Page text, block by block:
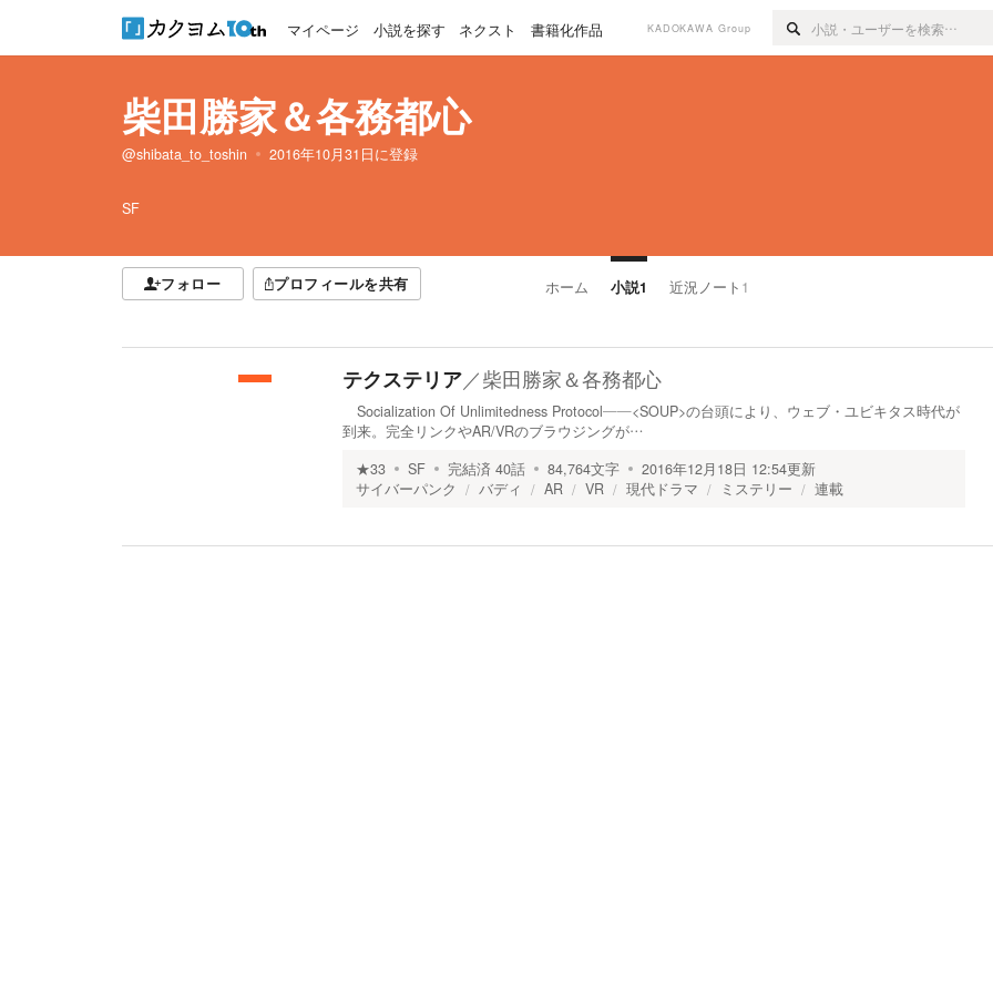
マイページ 小説を探す ネクスト 書籍化作品 KADOKAWA Group
柴田勝家＆各務都心
@shibata_to_toshin 2016年10月31日に登録
SF
フォロー プロフィールを共有 ホーム 小説1 近況ノート 1
テクステリア／柴田勝家＆各務都心
Socialization Of Unlimitedness Protocol――<SOUP>の台頭により、ウェブ・ユビキタス時代が
到来。完全リンクやAR/VRのブラウジングが…
★33 SF 完結済 40話 84,764文字 2016年12月18日 12:54更新
サイバーパンク
バディ AR VR 現代ドラマ ミステリー 連載